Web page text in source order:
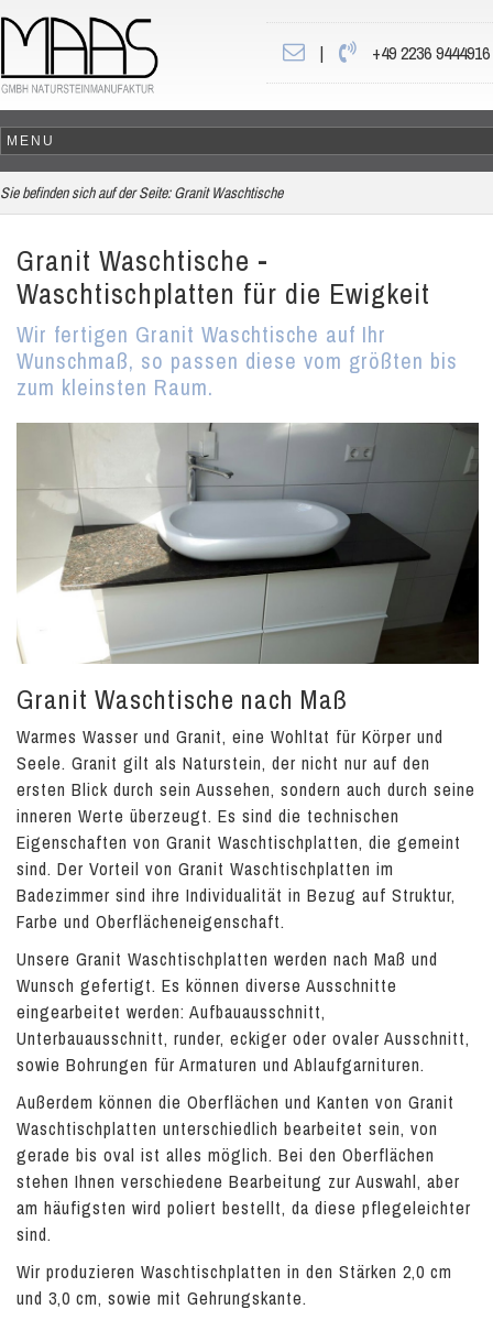
| +49 2236 9444916
Sie befinden sich auf der Seite: Granit Waschtische
Granit Waschtische -
Waschtischplatten für die Ewigkeit
Wir fertigen Granit Waschtische auf Ihr
Wunschmaß, so passen diese vom größten bis
zum kleinsten Raum.
Granit Waschtische nach Maß
Warmes Wasser und Granit, eine Wohltat für Körper und
Seele. Granit gilt als Naturstein, der nicht nur auf den
ersten Blick durch sein Aussehen, sondern auch durch seine
inneren Werte überzeugt. Es sind die technischen
Eigenschaften von Granit Waschtischplatten, die gemeint
sind. Der Vorteil von Granit Waschtischplatten im
Badezimmer sind ihre Individualität in Bezug auf Struktur,
Farbe und Oberflächeneigenschaft.
Unsere Granit Waschtischplatten werden nach Maß und
Wunsch gefertigt. Es können diverse Ausschnitte
eingearbeitet werden: Aufbauausschnitt,
Unterbauausschnitt, runder, eckiger oder ovaler Ausschnitt,
sowie Bohrungen für Armaturen und Ablaufgarnituren.
Außerdem können die Oberflächen und Kanten von Granit
Waschtischplatten unterschiedlich bearbeitet sein, von
gerade bis oval ist alles möglich. Bei den Oberflächen
stehen Ihnen verschiedene Bearbeitung zur Auswahl, aber
am häufigsten wird poliert bestellt, da diese pflegeleichter
sind.
Wir produzieren Waschtischplatten in den Stärken 2,0 cm
und 3,0 cm, sowie mit Gehrungskante.